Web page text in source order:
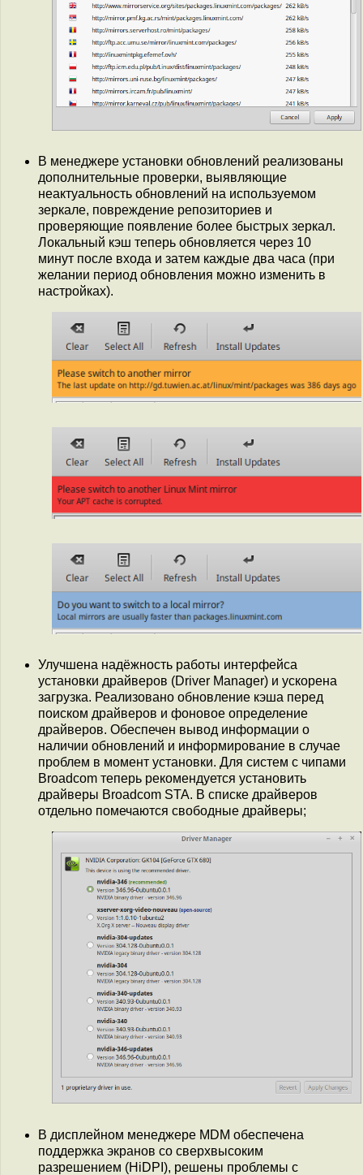
В менеджере установки обновлений реализованы
дополнительные проверки, выявляющие
неактуальность обновлений на используемом
зеркале, повреждение репозиториев и
проверяющие появление более быстрых зеркал.
Локальный кэш теперь обновляется через 10
минут после входа и затем каждые два часа (при
желании период обновления можно изменить в
настройках).
Улучшена надёжность работы интерфейса
установки драйверов (Driver Manager) и ускорена
загрузка. Реализовано обновление кэша перед
поиском драйверов и фоновое определение
драйверов. Обеспечен вывод информации о
наличии обновлений и информирование в случае
проблем в момент установки. Для систем с чипами
Broadcom теперь рекомендуется установить
драйверы Broadcom STA. В списке драйверов
отдельно помечаются свободные драйверы;
В дисплейном менеджере MDM обеспечена
поддержка экранов со сверхвысоким
разрешением (HiDPI), решены проблемы с